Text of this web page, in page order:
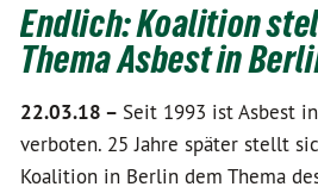
Endlich: Koalition
Thema Asbest in
22.03.18 – Seit 1993 ist Asbest
verboten. 25 Jahre später stellt
Koalition in Berlin dem Thema